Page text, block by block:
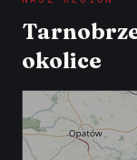
okolice